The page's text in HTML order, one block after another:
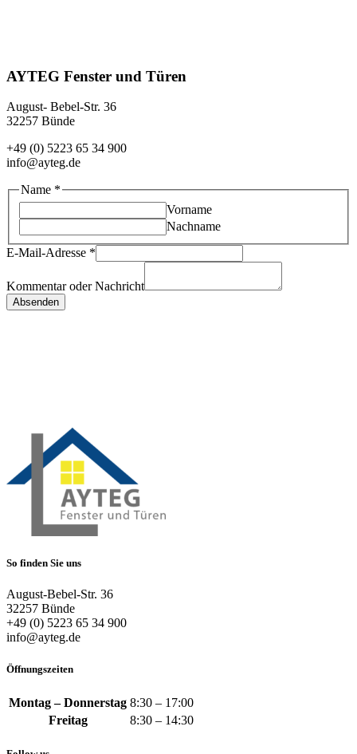
AYTEG Fenster und Türen
August- Bebel-Str. 36
32257 Bünde
+49 (0) 5223 65 34 900
info@ayteg.de
Name *
Vorname
Nachname
E-Mail-Adresse *
Kommentar oder Nachricht
Absenden
So finden Sie uns
August-Bebel-Str. 36
32257 Bünde
+49 (0) 5223 65 34 900
info@ayteg.de
Öffnungszeiten
Montag – Donnerstag 8:30 – 17:00
Freitag
8:30 – 14:30